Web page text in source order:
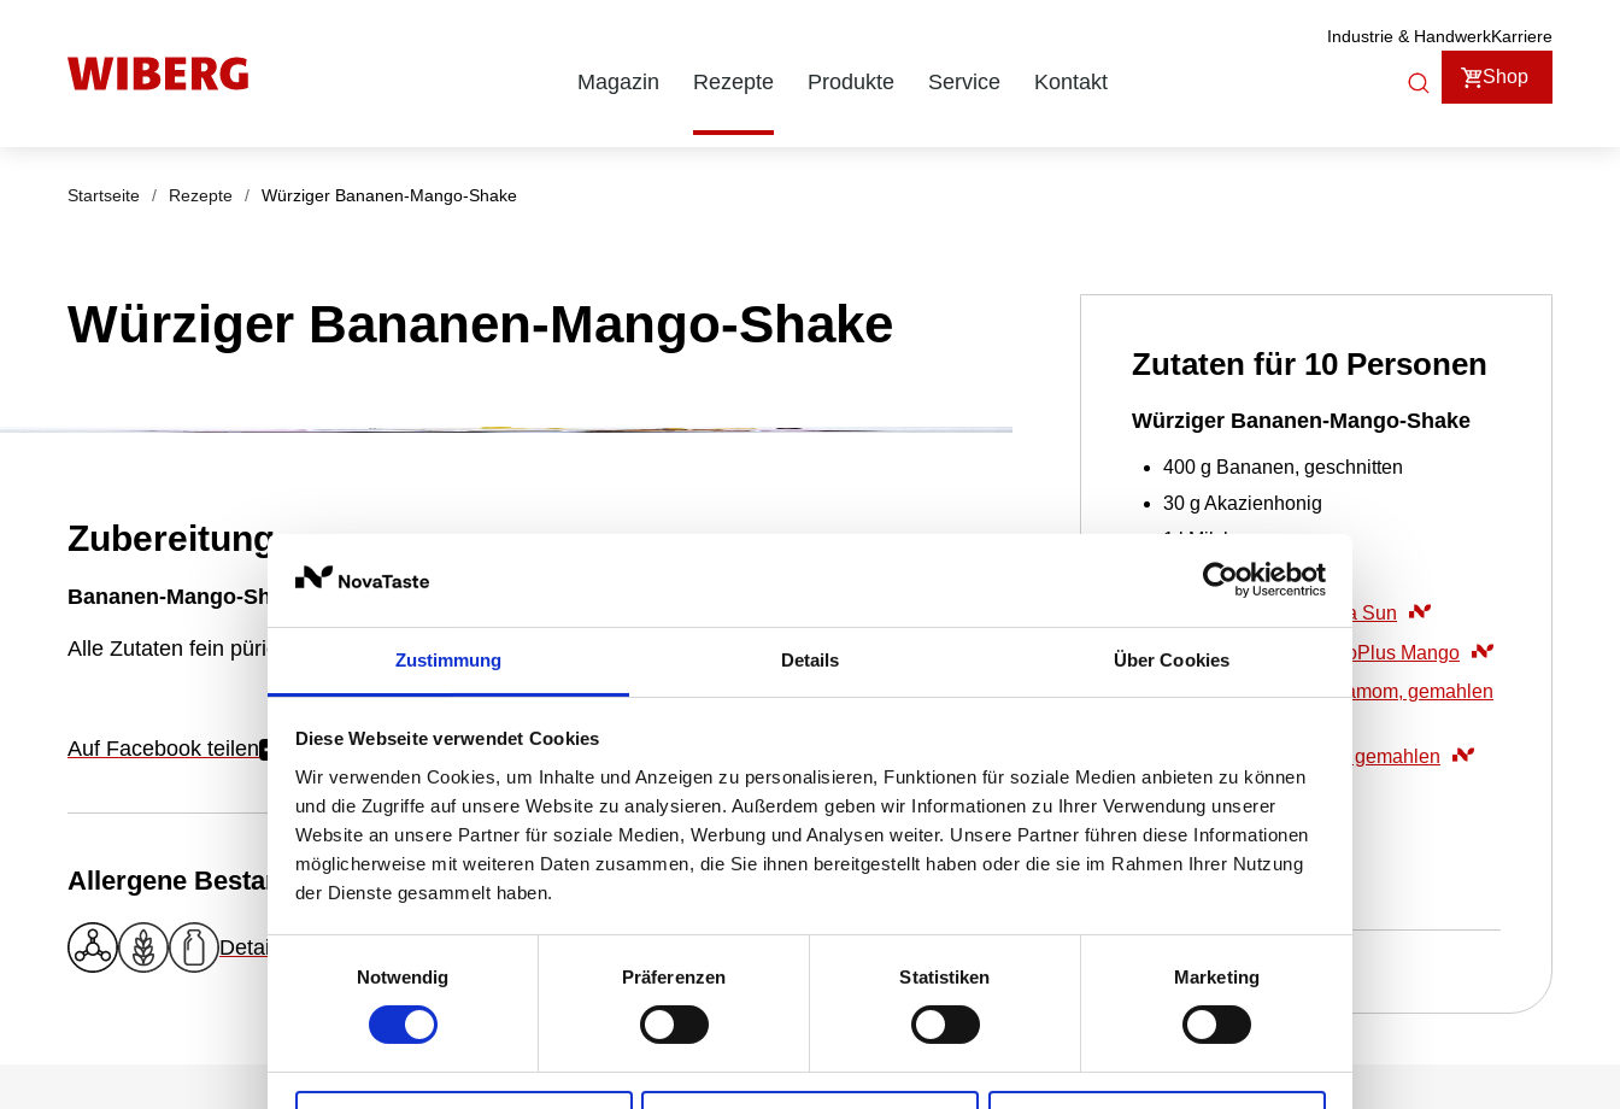
Zustimmung Details Über Cookies
Diese Webseite verwendet Cookies
Wir verwenden Cookies, um Inhalte und Anzeigen zu personalisieren, Funktionen für soziale Medien anbieten zu können
und die Zugriffe auf unsere Website zu analysieren. Außerdem geben wir Informationen zu Ihrer Verwendung unserer
Website an unsere Partner für soziale Medien, Werbung und Analysen weiter. Unsere Partner führen diese Informationen
möglicherweise mit weiteren Daten zusammen, die Sie ihnen bereitgestellt haben oder die sie im Rahmen Ihrer Nutzung
der Dienste gesammelt haben.
Einwilligungsauswahl
Notwendig
Präferenzen Statistiken Marketing
Industrie & HandwerkKarriere
Magazin Rezepte Produkte Service Kontakt Shop
Startseite / Rezepte / Würziger Bananen-Mango-Shake
Würziger Bananen-Mango-Shake
Zutaten für 10 Personen
Würziger Bananen-Mango-Shake
400 g Bananen, geschnitten
30 g Akazienhonig
1 l Milch
ml Sahne
WIBERG Orangia Sun
300 ml WIBERG AcetoPlus Mango
WIBERG Kardamom, gemahlen
WIBERG Ingwer, gemahlen
Garnitur
30 ST Energie-Kekse
Zubereitung
Bananen-Mango-Shake
Alle Zutaten fein pürieren und mit Kardamom, Ingwer, Zimt und Orangia Sun abschmecken.
Auf Facebook teilen
Allergene Bestandteile
Details zu Allergenen